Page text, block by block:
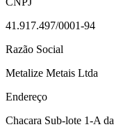
41.917.497/0001-94
Razão Social
Metalize Metais Ltda
Endereço
Chacara Sub-lote 1-A